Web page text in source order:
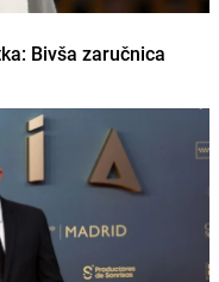
Bivša zaručnica